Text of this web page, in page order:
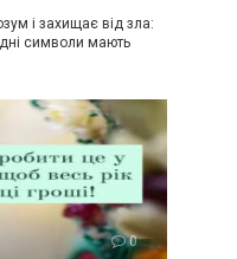
і захищає від зла:
символи мають
0